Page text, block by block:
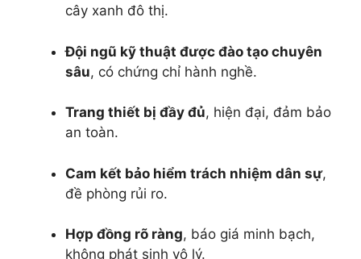
cây xanh đô thị.
Đội ngũ kỹ thuật được đào tạo chuyên
sâu, có chứng chỉ hành nghề.
Trang thiết bị đầy đủ, hiện đại, đảm bảo
an toàn.
Cam kết bảo hiểm trách nhiệm dân sự,
đề phòng rủi ro.
Hợp đồng rõ ràng, báo giá minh bạch,
không phát sinh vô lý.